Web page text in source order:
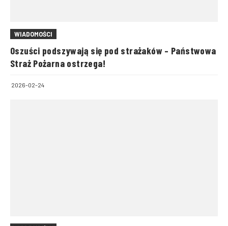
WIADOMOŚCI
Oszuści podszywają się pod strażaków – Państwowa
Straż Pożarna ostrzega!
2026-02-24